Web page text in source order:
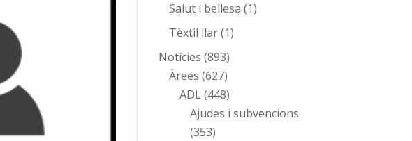
Salut i bellesa (1)
Tèxtil llar(1)
Notícies (893)
Àrees (627)
ADL(448)
Ajudes i subvencions
(353)